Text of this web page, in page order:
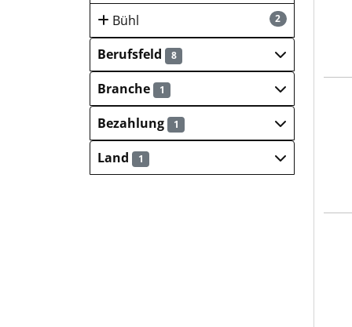
2
Bühl
Berufsfeld
8
Branche 1
Bezahlung 1
Land 1